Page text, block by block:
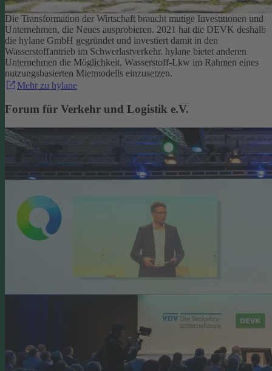
Die Transformation der Wirtschaft braucht mutige Investitionen und
Unternehmen, die Neues ausprobieren. 2021 hat die DEVK deshalb
die hylane GmbH gegründet und investiert damit in den
Wasserstoffantrieb im Schwerlastverkehr. hylane bietet anderen
Unternehmen die Möglichkeit, Wasserstoff-Lkw im Rahmen eines
nutzungsbasierten Mietmodells einzusetzen.
Mehr zu hylane
Forum für Verkehr und Logistik e.V.